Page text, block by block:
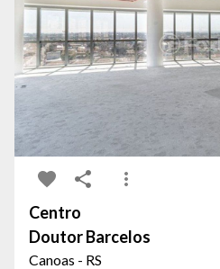
Centro
Doutor Barcelos
Canoas - RS